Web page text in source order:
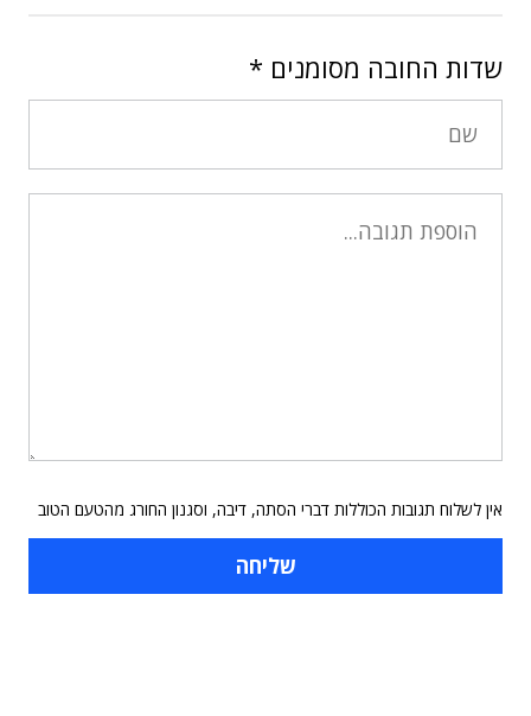
שדות החובה מסומנים *
אין לשלוח תגובות הכוללות דברי הסתה, דיבה, וסגנון החורג מהטעם הטוב